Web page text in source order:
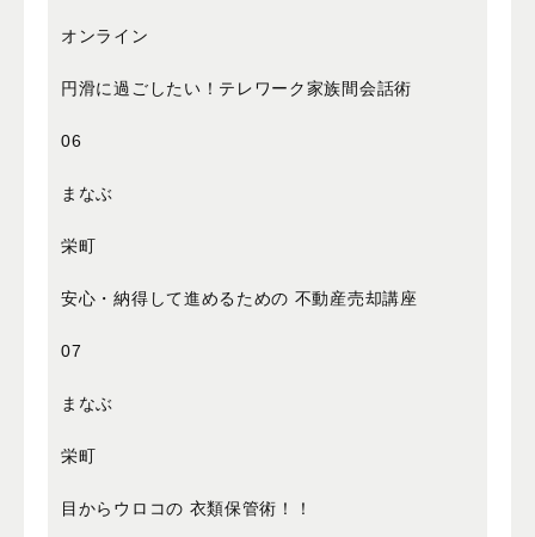
オンライン
円滑に過ごしたい！テレワーク家族間会話術
06
まなぶ
栄町
安心・納得して進めるための 不動産売却講座
07
まなぶ
栄町
目からウロコの 衣類保管術！！